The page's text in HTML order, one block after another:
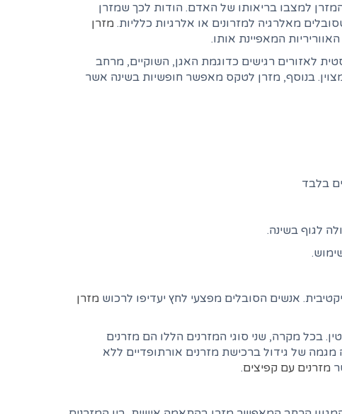
למצבו בריאותו של האדם. הודות לכך שמזרן
מאלרגיה למזרונים או אלרגיות כלליות. מזרן
המאפיינת אותו.
לאזורים רגישים כדוגמת האגן, השוקיים, מרחב
בנוסף, מזרן לטקס מאפשר חופשיות בשינה אשר
בלבד
לגוף בשינה.
אנשים הסובלים מפצעי לחץ יעדיפו לרכוש מזרן
בכל מקרה, שני סוגי המזרנים הללו הם מזרנים
של גידול ברכישת מזרנים אורתופדיים ללא
מזרנים עם קפיצים.